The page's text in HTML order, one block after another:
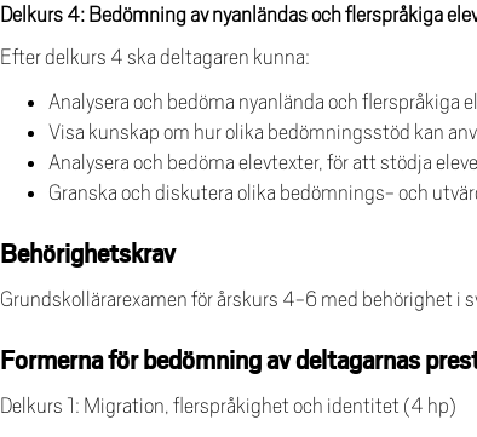
Delkurs 4: Bedömning av nyanländas och flerspråkiga
Efter delkurs 4 ska deltagaren kunna:
Analysera och bedöma nyanlända och flerspråkiga
Visa kunskap om hur olika bedömningsstöd kan
Analysera och bedöma elevtexter, för att stödja
Granska och diskutera olika bedömnings- och
Behörighetskrav
Grundskollärarexamen för årskurs 4-6 med behörighet i
Formerna för bedömning av deltagarnas
Delkurs 1: Migration, flerspråkighet och identitet (4 hp)